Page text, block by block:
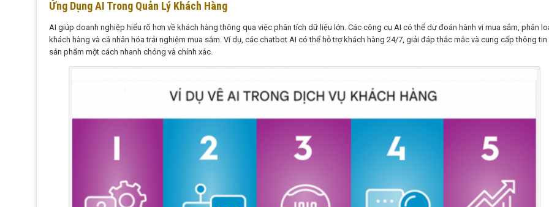
Ứng Dụng AI Trong Quản Lý Khách Hàng
AI giúp doanh nghiệp hiểu rõ hơn về khách hàng thông qua việc phân tích dữ liệu lớn. Các công cụ AI có thể dự đoán hành vi mua sắm, phân
khách hàng và cá nhân hóa trải nghiệm mua sắm. Ví dụ, các chatbot AI có thể hỗ trợ khách hàng 24/7, giải đáp thắc mắc và cung cấp thông tin
sản phẩm một cách nhanh chóng và chính xác.